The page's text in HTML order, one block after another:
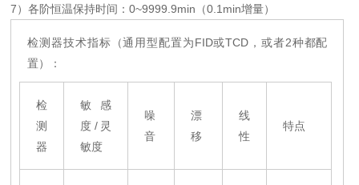
7）各阶恒温保持时间：0~9999.9min（0.1min增量）
检测器技术指标（通用型配置为FID或TCD，或者2种都配
置）：
检
测
器
敏感
度/灵
敏度
噪
音
漂
移
线
性
特点